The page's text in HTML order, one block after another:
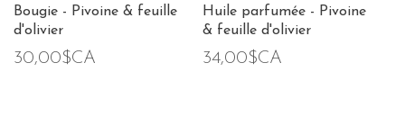
Bougie - Pivoine & feuille
d'olivier
30,00$CA
Huile parfumée - Pivoine
& feuille d'olivier
34,00$CA